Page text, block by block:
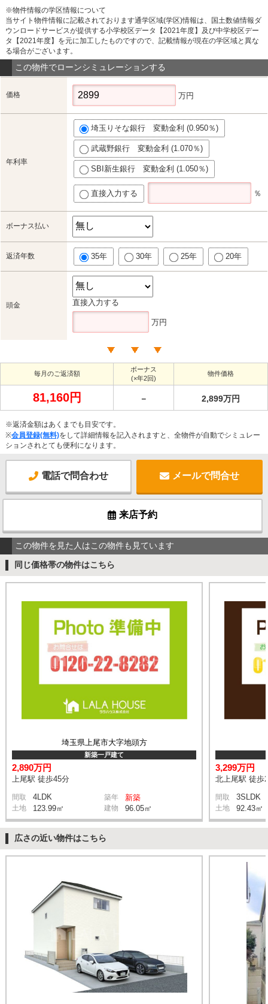
※物件情報の学区情報について
当サイト物件情報に記載されております通学区域(学区)情報は、国土数値情報ダ
ウンロードサービスが提供する小学校区データ【2021年度】及び中学校区デー
タ【2021年度】を元に加工したものですので、記載情報が現在の学区域と異な
る場合がございます。
この物件でローンシミュレーションする
価格 万円
年利率
埼玉りそな銀行 変動金利 (0.950％)
武蔵野銀行 変動金利 (1.070％)
SBI新生銀行 変動金利 (1.050％)
直接入力する ％
ボーナス払い
返済年数 35年 30年 25年 20年
頭金 直接入力する
万円
毎月のご返済額
ボーナス
(×年2回)
物件価格
81,160円 － 2,899万円
※返済金額はあくまでも目安です。
※会員登録(無料)をして詳細情報を記入されますと、全物件が自動でシミュレー
ションされとても便利になります。
電話で問合わせ メールで問合せ
来店予約
この物件を見た人はこの物件も見ています
同じ価格帯の物件はこちら
埼玉県上尾市大字地頭方
新築一戸建て
2,890万円
上尾駅 徒歩45分
間取 4LDK 築年 新築
土地 123.99㎡ 建物 96.05㎡
3,299万円
北上尾駅 徒歩
間取 3SLDK
土地 92.43㎡
広さの近い物件はこちら